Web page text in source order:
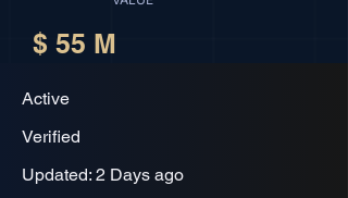
$ 55 M
Active
Verified
Updated: 2 Days ago